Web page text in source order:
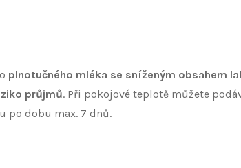
plnotučného mléka se sníženým obsahem
průjmů. Při pokojové teplotě můžete
po dobu max. 7 dnů.